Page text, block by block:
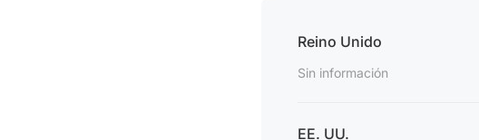
Reino Unido
Sin información
EE. UU.